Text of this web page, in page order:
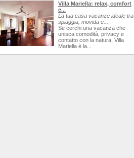
Villa Mariella: relax, comfort
e...
La tua casa vacanze ideale tra
spiaggia, movida e...
Se cerchi una vacanza che
unisca comodità, privacy e
contatto con la natura, Villa
Mariella è la...